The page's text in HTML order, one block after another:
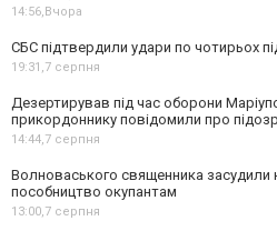
14:56,Вчора
СБС підтвердили удари по чотирьох
19:31,7 серпня
Дезертирував під час оборони
прикордоннику повідомили про
14:44,7 серпня
Волноваського священника засудили
пособництво окупантам
13:00,7 серпня